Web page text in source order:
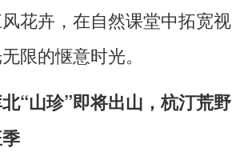
花卉，在自然课堂中拓宽视
限的惬意时光。
山珍”即将出山，杭汀荒野